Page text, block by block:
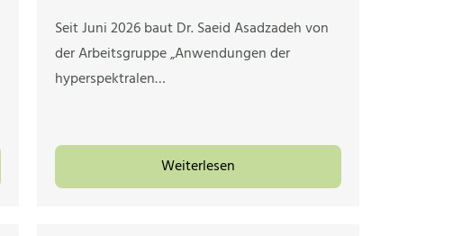
Seit Juni 2026 baut Dr. Saeid Asadzadeh von
der Arbeitsgruppe „Anwendungen der
hyperspektralen…
Weiterlesen